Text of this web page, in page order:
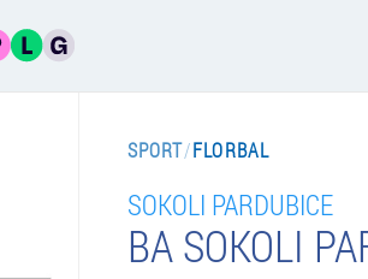
SPORT/FLORBAL
SOKOLI PARDUBICE
BA SOKOLI